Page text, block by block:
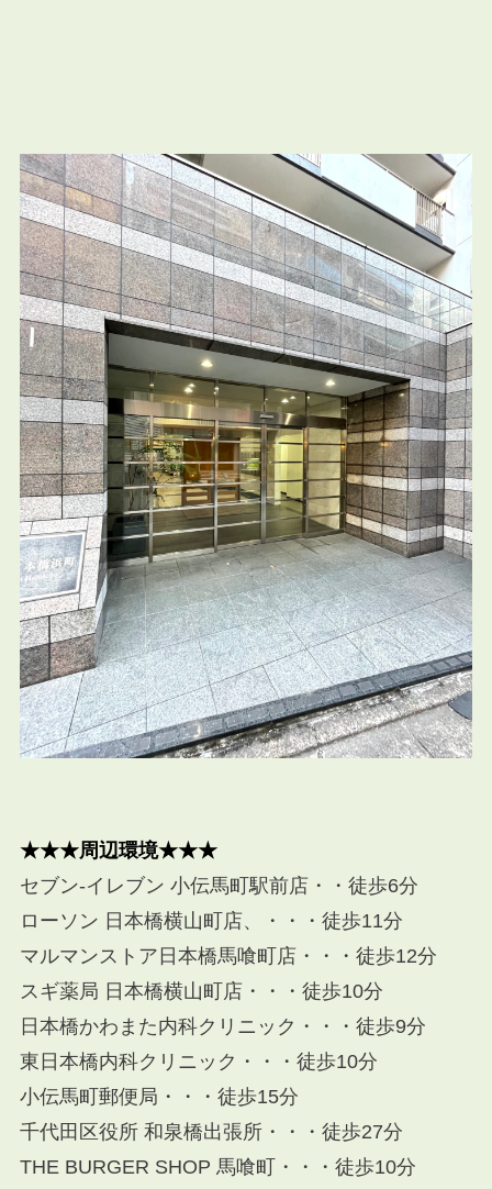
★★★周辺環境★★★
セブン-イレブン 小伝馬町駅前店・・徒歩6分
ローソン 日本橋横山町店、・・・徒歩11分
マルマンストア日本橋馬喰町店・・・徒歩12分
スギ薬局 日本橋横山町店・・・徒歩10分
日本橋かわまた内科クリニック・・・徒歩9分
東日本橋内科クリニック・・・徒歩10分
小伝馬町郵便局・・・徒歩15分
千代田区役所 和泉橋出張所・・・徒歩27分
THE BURGER SHOP 馬喰町・・・徒歩10分